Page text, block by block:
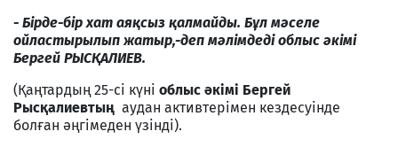
- Бірде-бір хат аяқсыз қалмайды. Бұл мәселе
ойластырылып жатыр,-деп мәлімдеді облыс әкімі
Бергей РЫСҚАЛИЕВ.
(Қаңтардың 25-сі күні облыс әкімі Бергей
Рысқалиевтың аудан активтерімен кездесуінде
болған әңгімеден үзінді).